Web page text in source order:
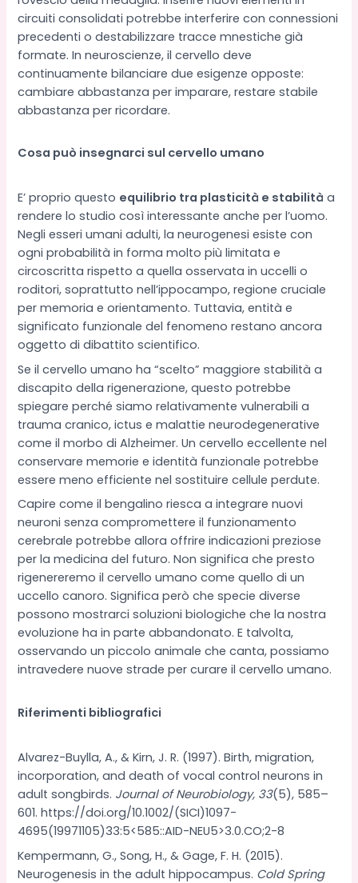
circuiti consolidati potrebbe interferire con connessioni
precedenti o destabilizzare tracce mnestiche già
formate. In neuroscienze, il cervello deve
continuamente bilanciare due esigenze opposte:
cambiare abbastanza per imparare, restare stabile
abbastanza per ricordare.
Cosa può insegnarci sul cervello umano
E’ proprio questo equilibrio tra plasticità e stabilità a
rendere lo studio così interessante anche per l’uomo.
Negli esseri umani adulti, la neurogenesi esiste con
ogni probabilità in forma molto più limitata e
circoscritta rispetto a quella osservata in uccelli o
roditori, soprattutto nell’ippocampo, regione cruciale
per memoria e orientamento. Tuttavia, entità e
significato funzionale del fenomeno restano ancora
oggetto di dibattito scientifico.
Se il cervello umano ha “scelto” maggiore stabilità a
discapito della rigenerazione, questo potrebbe
spiegare perché siamo relativamente vulnerabili a
trauma cranico, ictus e malattie neurodegenerative
come il morbo di Alzheimer. Un cervello eccellente nel
conservare memorie e identità funzionale potrebbe
essere meno efficiente nel sostituire cellule perdute.
Capire come il bengalino riesca a integrare nuovi
neuroni senza compromettere il funzionamento
cerebrale potrebbe allora offrire indicazioni preziose
per la medicina del futuro. Non significa che presto
rigenereremo il cervello umano come quello di un
uccello canoro. Significa però che specie diverse
possono mostrarci soluzioni biologiche che la nostra
evoluzione ha in parte abbandonato. E talvolta,
osservando un piccolo animale che canta, possiamo
intravedere nuove strade per curare il cervello umano.
Riferimenti bibliografici
Alvarez-Buylla, A., & Kirn, J. R. (1997). Birth, migration,
incorporation, and death of vocal control neurons in
adult songbirds. Journal of Neurobiology, 33(5), 585–
601. https://doi.org/10.1002/(SICI)1097-
4695(19971105)33:5<585::AID-NEU5>3.0.CO;2-8
Kempermann, G., Song, H., & Gage, F. H. (2015).
Neurogenesis in the adult hippocampus. Cold Spring